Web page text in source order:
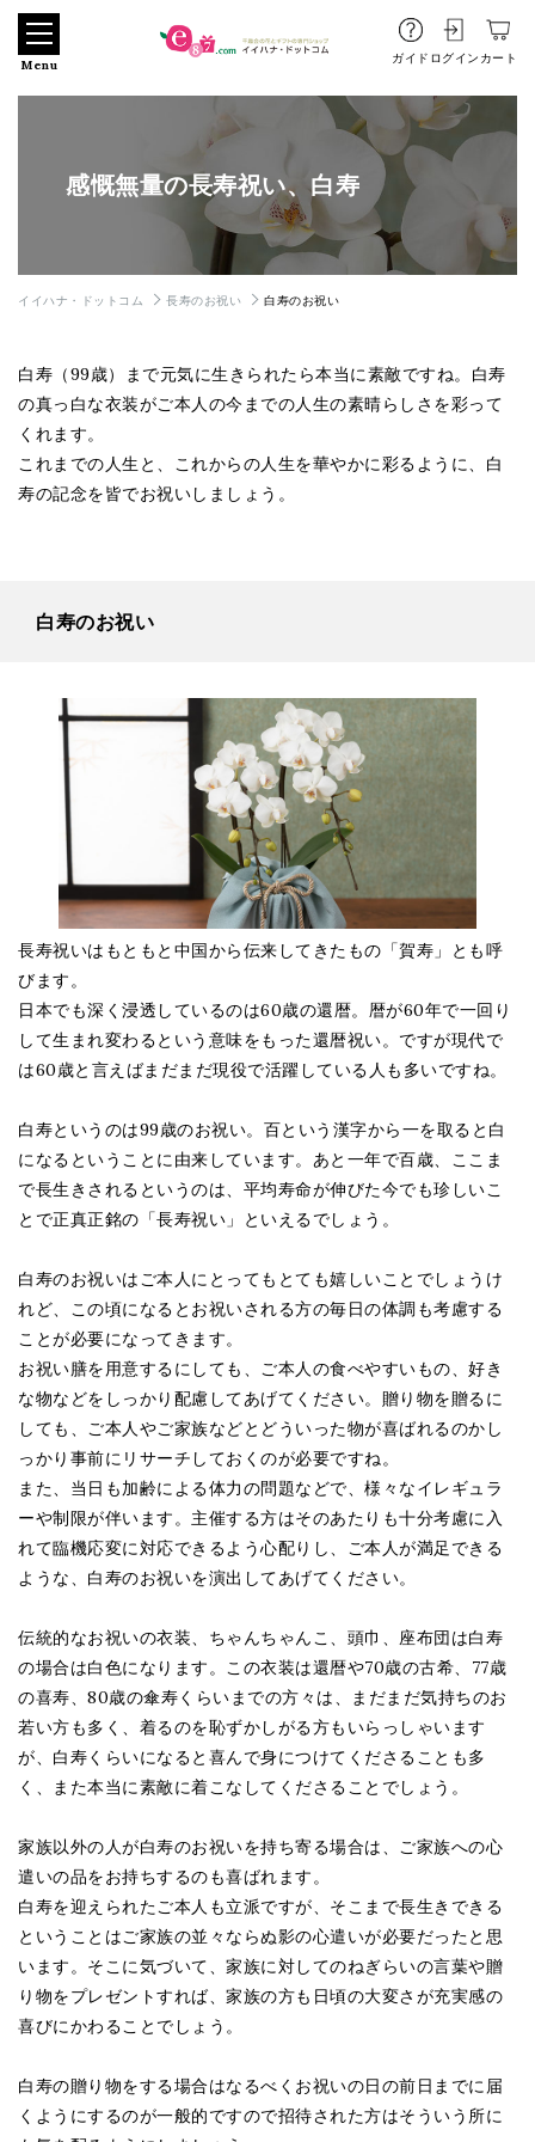
Menu ガイド ログイン カート
感慨無量の長寿祝い、白寿
イイハナ・ドットコム 長寿のお祝い 白寿のお祝い
白寿（99歳）まで元気に生きられたら本当に素敵ですね。白寿
の真っ白な衣装がご本人の今までの人生の素晴らしさを彩って
くれます。
これまでの人生と、これからの人生を華やかに彩るように、白
寿の記念を皆でお祝いしましょう。
白寿のお祝い
長寿祝いはもともと中国から伝来してきたもの「賀寿」とも呼
びます。
日本でも深く浸透しているのは60歳の還暦。暦が60年で一回り
して生まれ変わるという意味をもった還暦祝い。ですが現代で
は60歳と言えばまだまだ現役で活躍している人も多いですね。
白寿というのは99歳のお祝い。百という漢字から一を取ると白
になるということに由来しています。あと一年で百歳、ここま
で長生きされるというのは、平均寿命が伸びた今でも珍しいこ
とで正真正銘の「長寿祝い」といえるでしょう。
白寿のお祝いはご本人にとってもとても嬉しいことでしょうけ
れど、この頃になるとお祝いされる方の毎日の体調も考慮する
ことが必要になってきます。
お祝い膳を用意するにしても、ご本人の食べやすいもの、好き
な物などをしっかり配慮してあげてください。贈り物を贈るに
しても、ご本人やご家族などとどういった物が喜ばれるのかし
っかり事前にリサーチしておくのが必要ですね。
また、当日も加齢による体力の問題などで、様々なイレギュラ
ーや制限が伴います。主催する方はそのあたりも十分考慮に入
れて臨機応変に対応できるよう心配りし、ご本人が満足できる
ような、白寿のお祝いを演出してあげてください。
伝統的なお祝いの衣装、ちゃんちゃんこ、頭巾、座布団は白寿
の場合は白色になります。この衣装は還暦や70歳の古希、77歳
の喜寿、80歳の傘寿くらいまでの方々は、まだまだ気持ちのお
若い方も多く、着るのを恥ずかしがる方もいらっしゃいます
が、白寿くらいになると喜んで身につけてくださることも多
く、また本当に素敵に着こなしてくださることでしょう。
家族以外の人が白寿のお祝いを持ち寄る場合は、ご家族への心
遣いの品をお持ちするのも喜ばれます。
白寿を迎えられたご本人も立派ですが、そこまで長生きできる
ということはご家族の並々ならぬ影の心遣いが必要だったと思
います。そこに気づいて、家族に対してのねぎらいの言葉や贈
り物をプレゼントすれば、家族の方も日頃の大変さが充実感の
喜びにかわることでしょう。
白寿の贈り物をする場合はなるべくお祝いの日の前日までに届
くようにするのが一般的ですので招待された方はそういう所に